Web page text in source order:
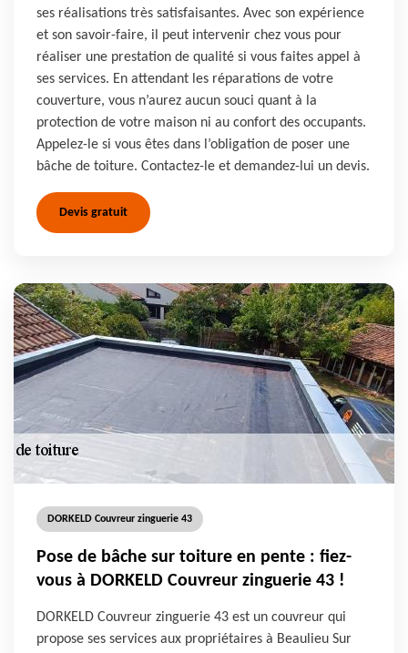
ses réalisations très satisfaisantes. Avec son expérience
et son savoir-faire, il peut intervenir chez vous pour
réaliser une prestation de qualité si vous faites appel à
ses services. En attendant les réparations de votre
couverture, vous n’aurez aucun souci quant à la
protection de votre maison ni au confort des occupants.
Appelez-le si vous êtes dans l’obligation de poser une
bâche de toiture. Contactez-le et demandez-lui un devis.
Devis gratuit
DORKELD Couvreur zinguerie 43
Pose de bâche sur toiture en pente : fiez-
vous à DORKELD Couvreur zinguerie 43 !
DORKELD Couvreur zinguerie 43 est un couvreur qui
propose ses services aux propriétaires à Beaulieu Sur